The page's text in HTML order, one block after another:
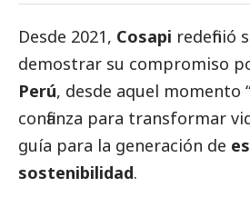
Desde 2021, Cosapi redefinió
demostrar su compromiso
Perú, desde aquel momento
confianza para transformar
guía para la generación de
sostenibilidad.